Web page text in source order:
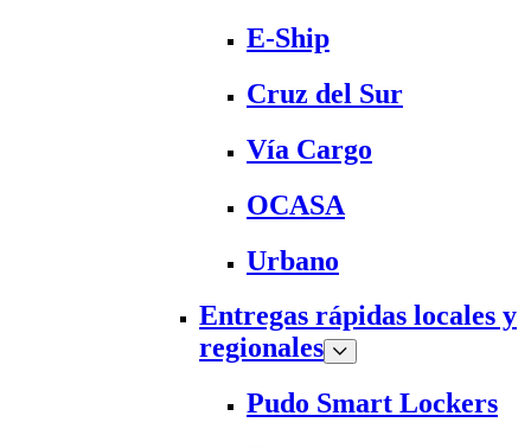
E-Ship
Cruz del Sur
Vía Cargo
OCASA
Urbano
Entregas rápidas locales y
regionales
Pudo Smart Lockers